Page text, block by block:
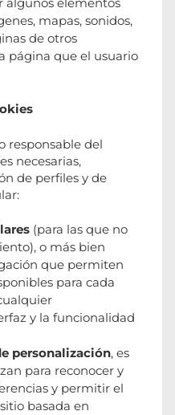
mapas, sonidos,
de otros
página que el usuario
responsable del
necesarias,
de perfiles y de
(para las que no
o más bien
que permiten
para cada
y la funcionalidad
personalización, es
para reconocer y
y permitir el
basada en